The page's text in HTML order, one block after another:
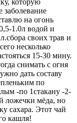
заболевание
на огонь
1.0л водой и
своих трав и
несколько
15-30 мину.
снимать с огня
дать составу
по
-по 1стакану -2-
ложечки мёда, но
сахара. Этот чай
кашля!